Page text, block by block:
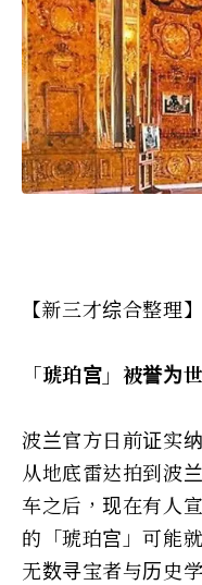
【新三才综合整理】
「琥珀宫」被誉为
波兰官方日前证实
从地底雷达拍到波
车之后，现在有人
的「琥珀宫」可能
无数寻宝者与历史